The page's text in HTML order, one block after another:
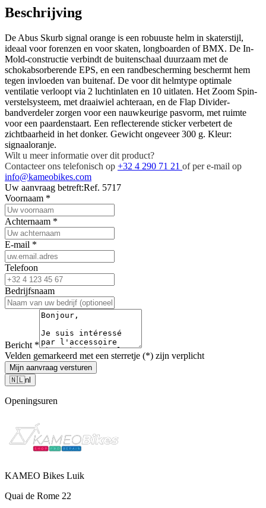
Beschrijving
De Abus Skurb signal orange is een robuuste helm in skaterstijl,
ideaal voor forenzen en voor skaten, longboarden of BMX. De In-
Mold-constructie verbindt de buitenschaal duurzaam met de
schokabsorberende EPS, en een randbescherming beschermt hem
tegen invloeden van buitenaf. De voor dit helmtype optimale
ventilatie verloopt via 2 luchtinlaten en 10 uitlaten. Het Zoom Spin-
verstelsysteem, met draaiwiel achteraan, en de Flap Divider-
bandverdeler zorgen voor een nauwkeurige pasvorm, met ruimte
voor een paardenstaart. Een reflecterende sticker verbetert de
zichtbaarheid in het donker. Gewicht ongeveer 300 g. Kleur:
signaaloranje.
Wilt u meer informatie over dit product?
Contacteer ons telefonisch op +32 4 290 71 21 of per e-mail op
info@kameobikes.com
Uw aanvraag betreft:Ref. 5717
Voornaam *
Achternaam *
E-mail *
Telefoon
Bedrijfsnaam
Bericht *
Velden gemarkeerd met een sterretje (*) zijn verplicht
Mijn aanvraag versturen
🇳🇱nl
Openingsuren
KAMEO Bikes Luik
Quai de Rome 22